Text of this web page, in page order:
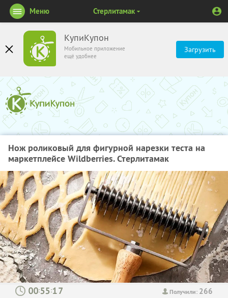
КупиКупон
Мобильное приложение
ещё удобнее
Загрузить
Меню Стерлитамак
Нож роликовый для фигурной нарезки теста на
маркетплейсе Wildberries. Стерлитамак
Получили: 266
: :